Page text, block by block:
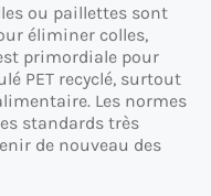
ou paillettes sont
éliminer colles,
primordiale pour
PET recyclé, surtout
Les normes
standards très
de nouveau des